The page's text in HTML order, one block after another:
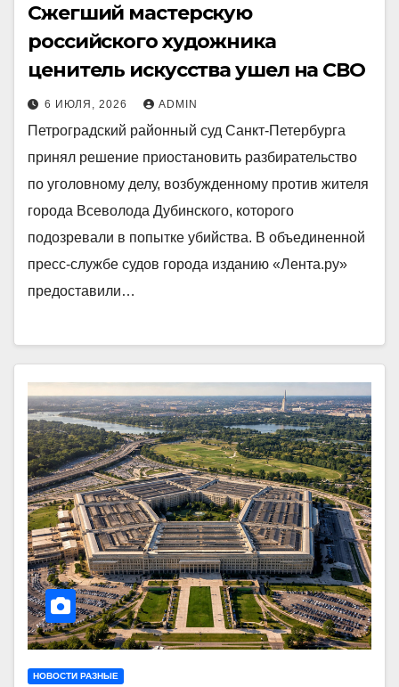
Сжегший мастерскую
российского художника
ценитель искусства ушел на СВО
6 ИЮЛЯ, 2026 ADMIN
Петроградский районный суд Санкт-Петербурга
принял решение приостановить разбирательство
по уголовному делу, возбужденному против жителя
города Всеволода Дубинского, которого
подозревали в попытке убийства. В объединенной
пресс-службе судов города изданию «Лента.ру»
предоставили…
НОВОСТИ РАЗНЫЕ